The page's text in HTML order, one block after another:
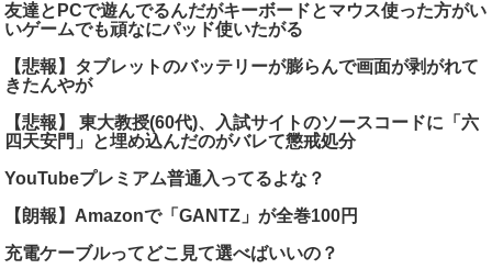
友達とPCで遊んでるんだがキーボードとマウス使った方がい
いゲームでも頑なにパッド使いたがる
【悲報】タブレットのバッテリーが膨らんで画面が剥がれて
きたんやが
【悲報】 東大教授(60代)、入試サイトのソースコードに「六
四天安門」と埋め込んだのがバレて懲戒処分
YouTubeプレミアム普通入ってるよな？
【朗報】Amazonで「GANTZ」が全巻100円
充電ケーブルってどこ見て選べばいいの？